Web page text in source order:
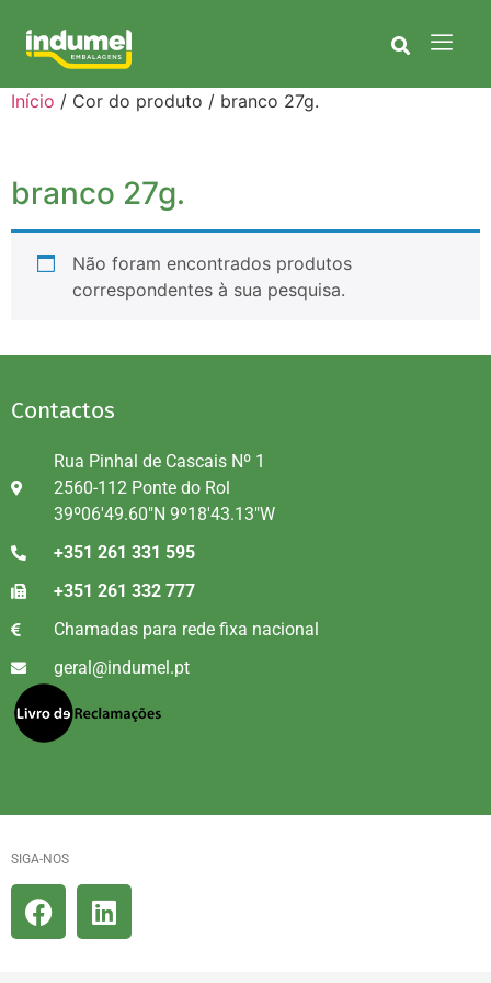
Início / Cor do produto / branco 27g.
branco 27g.
Não foram encontrados produtos
correspondentes à sua pesquisa.
Contactos
Rua Pinhal de Cascais Nº 1
2560-112 Ponte do Rol
39º06'49.60"N 9º18'43.13"W
+351 261 331 595
+351 261 332 777
Chamadas para rede fixa nacional
geral@indumel.pt
SIGA-NOS